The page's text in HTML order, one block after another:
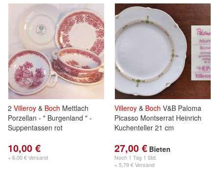
2 Villeroy & Boch Mettlach
Porzellan - " Burgenland " -
Suppentassen rot
10,00 €
+ 6,00 € Versand
Villeroy & Boch V&B Paloma
Picasso Montserrat Heinrich
Kuchenteller 21 cm
27,00 € Bieten
Noch 1 Tag 1 Std.
+ 5,79 € Versand